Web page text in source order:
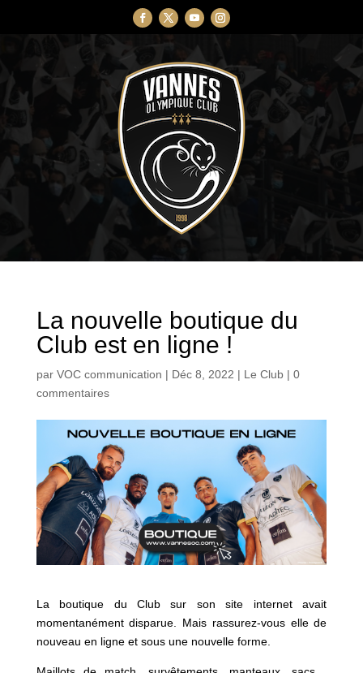
La nouvelle boutique du
Club est en ligne !
par VOC communication | Déc 8, 2022 | Le Club| 0
commentaires
La boutique du Club sur son site internet avait
momentanément disparue. Mais rassurez-vous elle de
nouveau en ligne et sous une nouvelle forme.